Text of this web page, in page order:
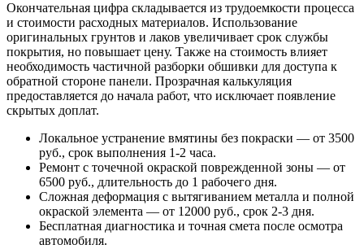
Окончательная цифра складывается из трудоемкости процесса
и стоимости расходных материалов. Использование
оригинальных грунтов и лаков увеличивает срок службы
покрытия, но повышает цену. Также на стоимость влияет
необходимость частичной разборки обшивки для доступа к
обратной стороне панели. Прозрачная калькуляция
предоставляется до начала работ, что исключает появление
скрытых доплат.
Локальное устранение вмятины без покраски — от 3500
руб., срок выполнения 1-2 часа.
Ремонт с точечной окраской поврежденной зоны — от
6500 руб., длительность до 1 рабочего дня.
Сложная деформация с вытягиванием металла и полной
окраской элемента — от 12000 руб., срок 2-3 дня.
Бесплатная диагностика и точная смета после осмотра
автомобиля.